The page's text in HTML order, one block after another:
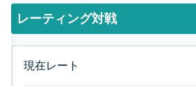
レーティング対戦
現在レート